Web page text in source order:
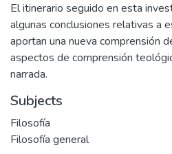
El itinerario seguido en esta
algunas conclusiones relativas a
aportan una nueva comprensión
aspectos de comprensión
narrada.
Subjects
Filosofía
Filosofía general